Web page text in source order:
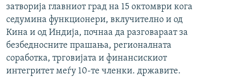
затворија главниот град на 15 октомври кога
седумина функционери, вклучително и од
Кина и од Индија, почнаа да разговараат за
безбедносните прашања, регионалната
соработка, трговијата и финансискиот
интегритет меѓу 10-те членки. државите.